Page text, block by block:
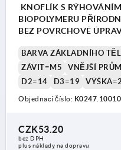
KNOFLÍK S
BIOPOLYMERU
BEZ POVRCHOVÉ
BARVA ZÁKLADNÍHO
ZÁVIT=M5
VNĚJŠÍ
D2=14
D3=19
Objednací číslo:
CZK53.20
bez DPH
plus náklady na dopravu